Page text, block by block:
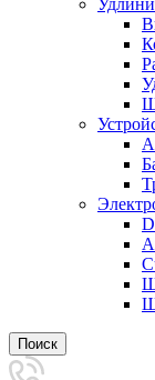
Поиск